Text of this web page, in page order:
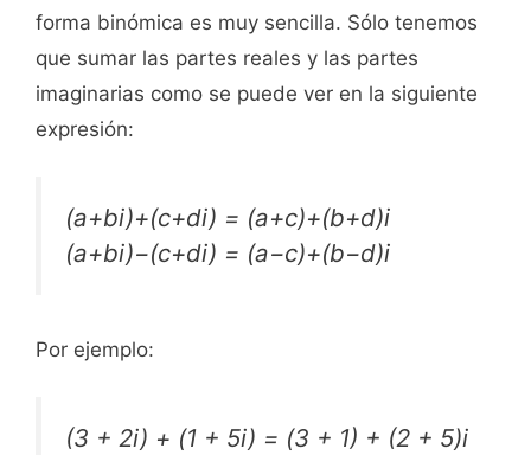
forma binómica es muy sencilla. Sólo tenemos
que sumar las partes reales y las partes
imaginarias como se puede ver en la siguiente
expresión:
(a+bi)+(c+di) = (a+c)+(b+d)i
(a+bi)−(c+di) = (a−c)+(b−d)i
Por ejemplo:
(3 + 2i) + (1 + 5i) = (3 + 1) + (2 + 5)i